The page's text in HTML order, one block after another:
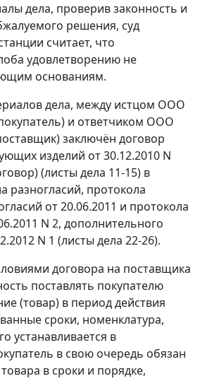
дела, проверив законность и
решения, суд
считает, что
удовлетворению не
основаниям.
дела, между истцом ООО
и ответчиком ООО
заключён договор
изделий от 30.12.2010 N
(листы дела 11-15) в
разногласий, протокола
от 20.06.2011 и протокола
N 2, дополнительного
N 1 (листы дела 22-26).
договора на поставщика
поставлять покупателю
(товар) в период действия
сроки, номенклатура,
устанавливается в
в свою очередь обязан
в сроки и порядке,